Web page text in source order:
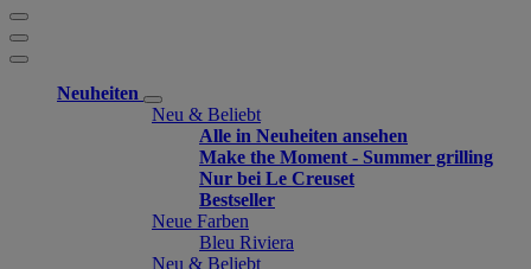
Neuheiten
Neu & Beliebt
Alle in Neuheiten ansehen
Make the Moment - Summer grilling
Nur bei Le Creuset
Bestseller
Neue Farben
Bleu Riviera
Neu & Beliebt